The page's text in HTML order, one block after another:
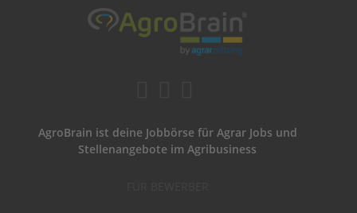
AgroBrain ist deine Jobbörse für Agrar Jobs und
Stellenangebote im Agribusiness